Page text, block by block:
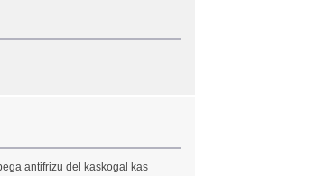
antifrizu del kaskogal kas